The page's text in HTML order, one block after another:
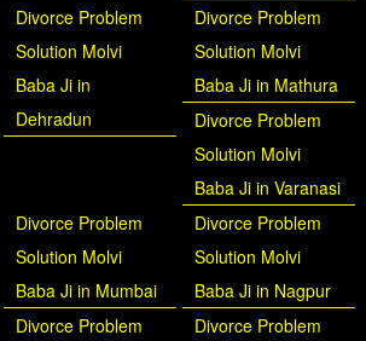
Divorce Problem
Solution Molvi
Baba Ji in
Dehradun
Divorce Problem
Solution Molvi
Baba Ji in Mathura
Divorce Problem
Solution Molvi
Baba Ji in Varanasi
Divorce Problem
Solution Molvi
Baba Ji in Mumbai
Divorce Problem
Solution Molvi
Baba Ji in Nagpur
Divorce Problem
Divorce Problem